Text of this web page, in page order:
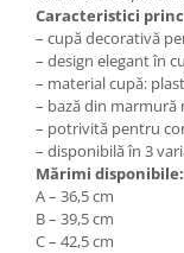
Trofee Personalizate
Tematica Tricolor
Alte categorii
Columbofili
Pompieri
Caracteristici
– cupă decorativă
– design elegant în
– material cupă:
– bază din marmură
– potrivită pentru
– disponibilă în 3
Mărimi disponibile:
A – 36,5 cm
B – 39,5 cm
C – 42,5 cm